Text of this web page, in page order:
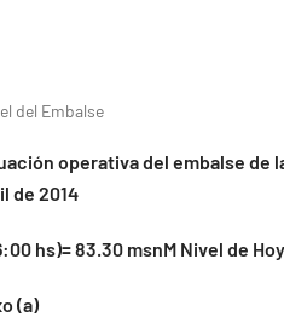
del Embalse
operativa del embalse de
de 2014
hs)= 83.30 msnM Nivel de
(a)